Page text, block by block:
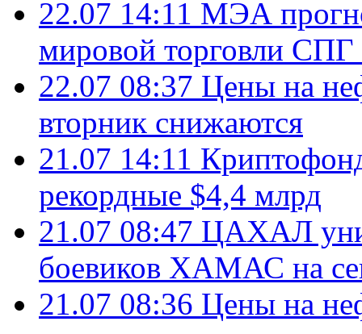
22.07 14:11 МЭА
мировой торговли СПГ
22.07 08:37 Цены на
вторник снижаются
21.07 14:11
рекордные $4,4 млрд
21.07 08:47 ЦАХАЛ
боевиков ХАМАС на
21.07 08:36 Цены на